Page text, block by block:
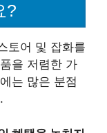
?
토어 및 잡화를
을 저렴한 가
는 많은 분점